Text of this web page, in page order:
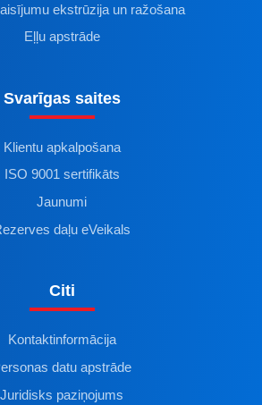
ekstrūzija un ražošana
Eļļu apstrāde
Svarīgas saites
Klientu apkalpošana
ISO 9001 sertifikāts
Jaunumi
daļu eVeikals
Citi
Kontaktinformācija
datu apstrāde
Juridisks paziņojums